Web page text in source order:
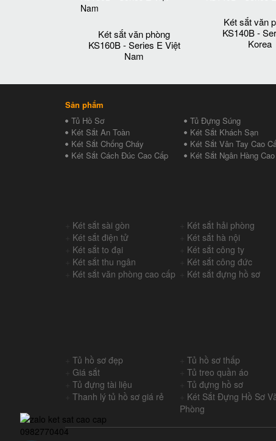
Két sắt văn phòng
KS160B - Series E Việt
Nam
Két sắt văn
KS140B -
Korea
Sản phẩm
Tủ Hồ Sơ
Tủ Đựng Súng
Két Sắt An Toàn
Két Sắt Khách Sạn
Két Sắt Chống Cháy
Két Sắt Vân Tay Cao
Két Sắt Cách Đúc Cao Cấp
Két Sắt Ngân Hàng
Két sắt sài gòn Két sắt hải phòng
Két sắt điện tử Két sắt hà nội
Két sắt to đại Két sắt công ty
Két sắt thu ngân Két sắt công đức
Két sắt văn phòng cao cấp Két sắt đựng hồ sơ
Tủ hồ sơ đẹp +Tủ hồ sơ thấp
Giá sắt +Tủ treo quần áo
Tủ đựng tài liệu +Tủ đựng hồ sơ
Thanh lý tủ hồ sơ giá rẻ
Két Sắt Đựng Hồ Sơ
Phòng